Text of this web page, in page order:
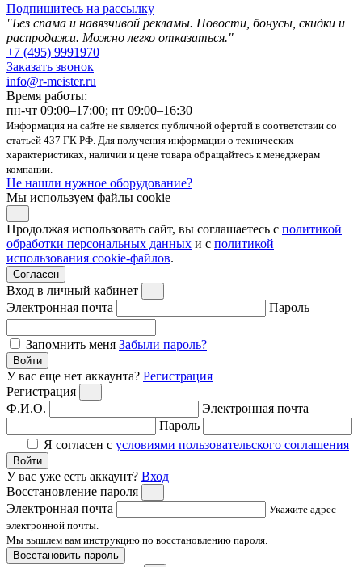
Подпишитесь на рассылку
"Без спама и навязчивой рекламы. Новости, бонусы, скидки и
распродажи. Можно легко отказаться."
+7 (495) 9991970
Заказать звонок
info@r-meister.ru
Время работы:
пн-чт 09:00–17:00; пт 09:00–16:30
Информация на сайте не является публичной офертой в соответствии со
статьей 437 ГК РФ. Для получения информации о технических
характеристиках, наличии и цене товара обращайтесь к менеджерам
компании.
Не нашли нужное оборудование?
Мы используем файлы cookie
Продолжая использовать сайт, вы соглашаетесь с политикой
обработки персональных данных и с политикой
использования cookie-файлов.
Согласен
Вход в личный кабинет
Электронная почта
Пароль
Запомнить меня Забыли пароль?
Войти
У вас еще нет аккаунта? Регистрация
Регистрация
Ф.И.О.
Электронная почта
Пароль
Я согласен с условиями пользовательского соглашения
Войти
У вас уже есть аккаунт? Вход
Восстановление пароля
Электронная почта
Укажите адрес
электронной почты.
Мы вышлем вам инструкцию по восстановлению пароля.
Восстановить пароль